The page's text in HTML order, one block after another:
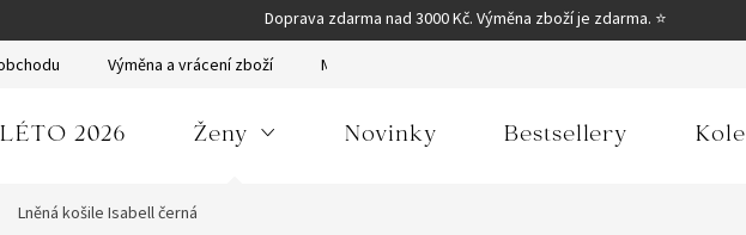
Doprava zdarma nad 3000 Kč. Výměna zboží je zdarma. ⭐
Výměna a vrácení zboží Moje objednávka
LÉTO 2026 Ženy Novinky Bestsellery
Lněná košile Isabell černá